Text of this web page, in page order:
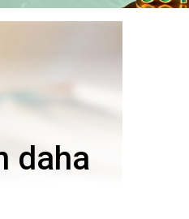
daha